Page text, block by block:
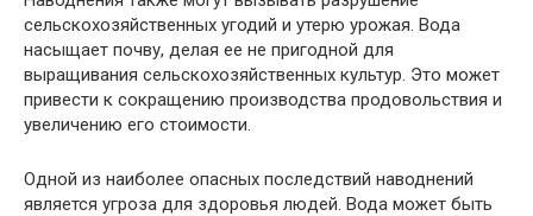
сельскохозяйственных угодий и утерю урожая. Вода
насыщает почву, делая ее не пригодной для
выращивания сельскохозяйственных культур. Это может
привести к сокращению производства продовольствия и
увеличению его стоимости.
Одной из наиболее опасных последствий наводнений
является угроза для здоровья людей. Вода может быть